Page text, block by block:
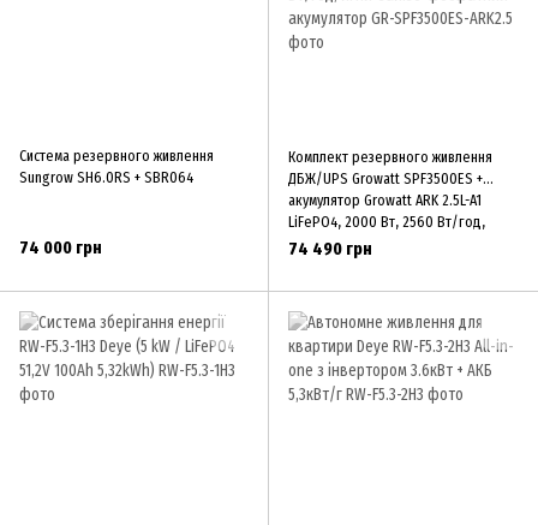
Система резервного живлення
Sungrow SH6.0RS + SBR064
74 000 грн
Комплект резервного живлення
ДБЖ/UPS Growatt SPF3500ES +
акумулятор Growatt ARK 2.5L-A1
LiFePO4, 2000 Вт, 2560 Вт/год,
літій-залізо-фосфатний акумулятор
74 490 грн